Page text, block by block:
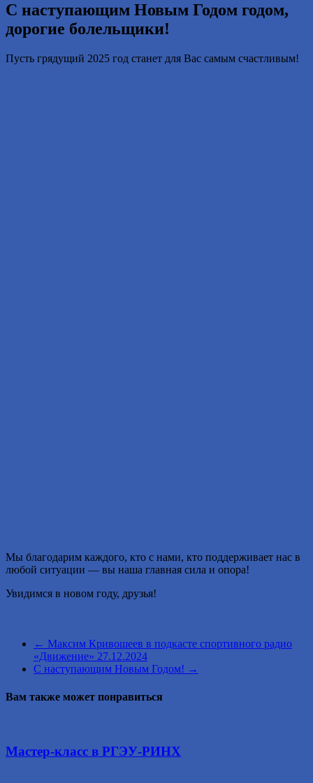
С наступающим Новым Годом годом,
дорогие болельщики!
Пусть грядущий 2025 год станет для Вас самым счастливым!
Мы благодарим каждого, кто с нами, кто поддерживает нас в
любой ситуации — вы наша главная сила и опора!
Увидимся в новом году, друзья!
← Максим Кривошеев в подкасте спортивного радио
«Движение» 27.12.2024
С наступающим Новым Годом! →
Вам также может понравиться
Мастер-класс в РГЭУ-РИНХ